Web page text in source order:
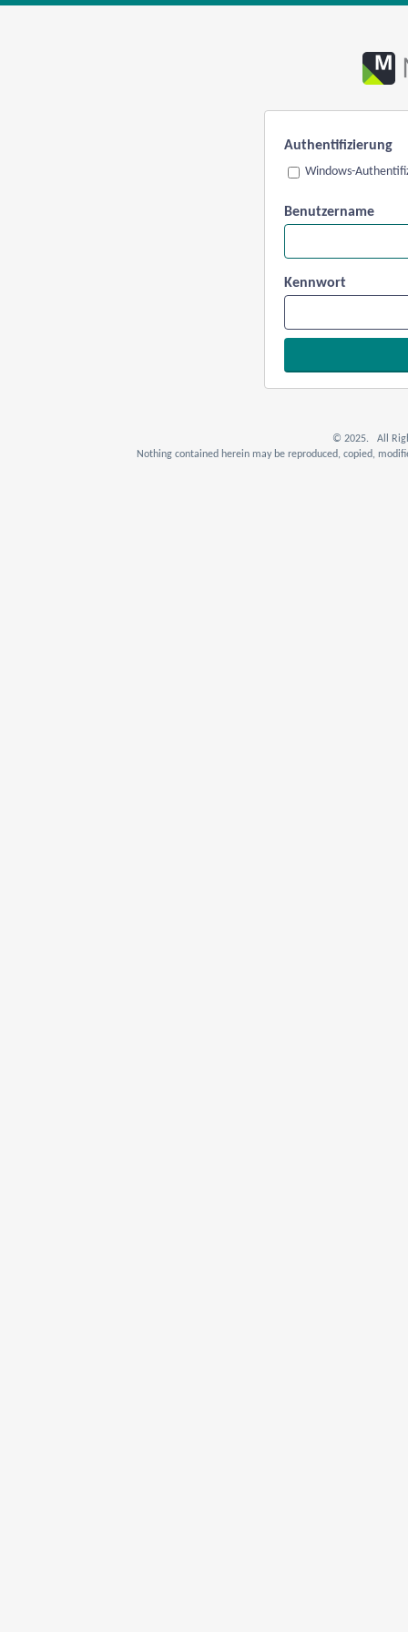
Authentifizierung
Windows-
Benutzername
Kennwort
© 2025. All
Nothing contained herein may be reproduced, copied,